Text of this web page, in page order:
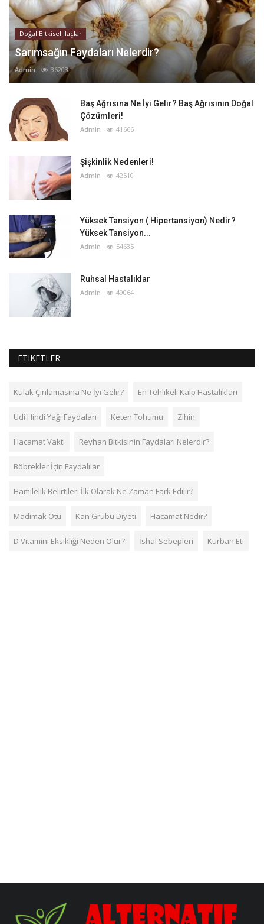
Doğal Bitkisel İlaçlar
Sarımsağın Faydaları Nelerdir?
Admin 36203
Baş Ağrısına Ne İyi Gelir? Baş Ağrısının Doğal
Çözümleri!
Admin 41666
Şişkinlik Nedenleri!
Admin 42510
Yüksek Tansiyon ( Hipertansiyon) Nedir?
Yüksek Tansiyon...
Admin 54635
Ruhsal Hastalıklar
Admin 49064
ETIKETLER
Kulak Çınlamasına Ne İyi Gelir? En Tehlikeli Kalp Hastalıkları
Udi Hindi Yağı Faydaları Keten Tohumu Zihin
Hacamat Vakti Reyhan Bitkisinin Faydaları Nelerdir?
Böbrekler İçin Faydalılar
Hamilelik Belirtileri İlk Olarak Ne Zaman Fark Edilir?
Madımak Otu Kan Grubu Diyeti Hacamat Nedir?
D Vitamini Eksikliği Neden Olur? İshal Sebepleri Kurban Eti